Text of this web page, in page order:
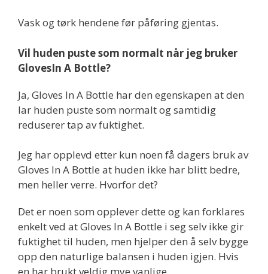
Vask og tørk hendene før påføring gjentas.
Vil huden puste som normalt når jeg bruker
GlovesIn A Bottle?
Ja, Gloves In A Bottle har den egenskapen at den
lar huden puste som normalt og samtidig
reduserer tap av fuktighet.
Jeg har opplevd etter kun noen få dagers bruk av
Gloves In A Bottle at huden ikke har blitt bedre,
men heller verre. Hvorfor det?
Det er noen som opplever dette og kan forklares
enkelt ved at Gloves In A Bottle i seg selv ikke gir
fuktighet til huden, men hjelper den å selv bygge
opp den naturlige balansen i huden igjen. Hvis